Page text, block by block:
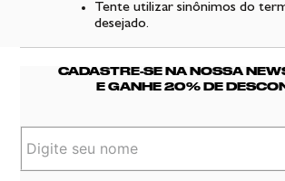
Tente utilizar sinônimos do
desejado.
CADASTRE-SE NA NOSSA
E GANHE 20% DE